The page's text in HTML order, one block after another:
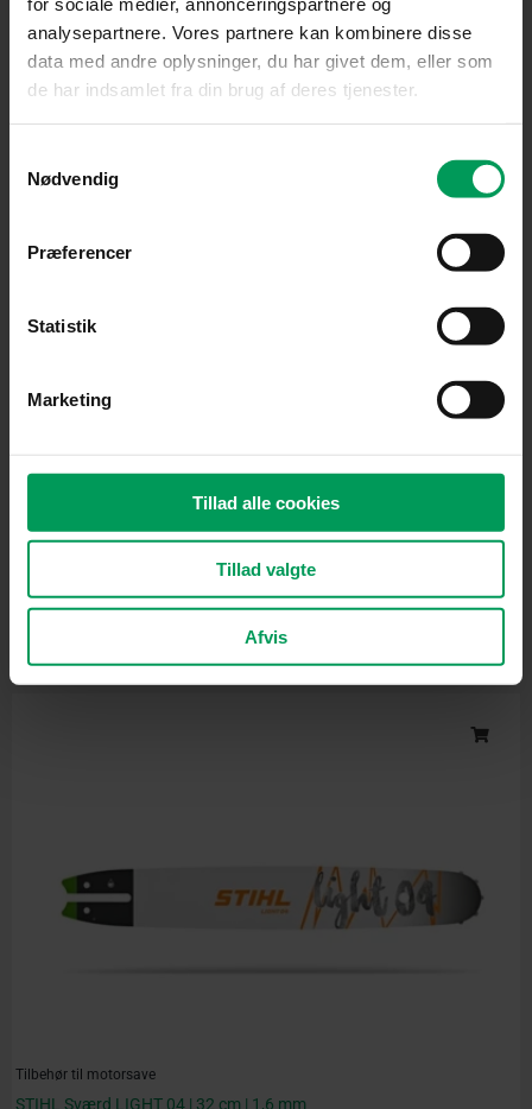
analysepartnere. Vores partnere kan kombinere disse
data med andre oplysninger, du har givet dem, eller som
de har indsamlet fra din brug af deres tjenester.
Nødvendig
Præferencer
Statistik
Marketing
Tillad alle cookies
Tillad valgte
Afvis
Tilbehør til motorsave
Husqvarna C33 X-CUT 64 | .325″ | 1,3 mm | 38 cm
Husqvarna Sværd X-Force 38 cm | .325″ | 1,3 mm
Tilbehør til motorsave
STIHL Sværd LIGHT 04 | 32 cm | 1,6 mm